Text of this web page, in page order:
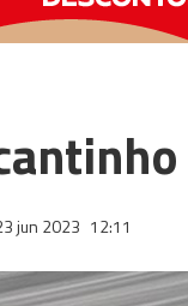
jun 2023 12:11